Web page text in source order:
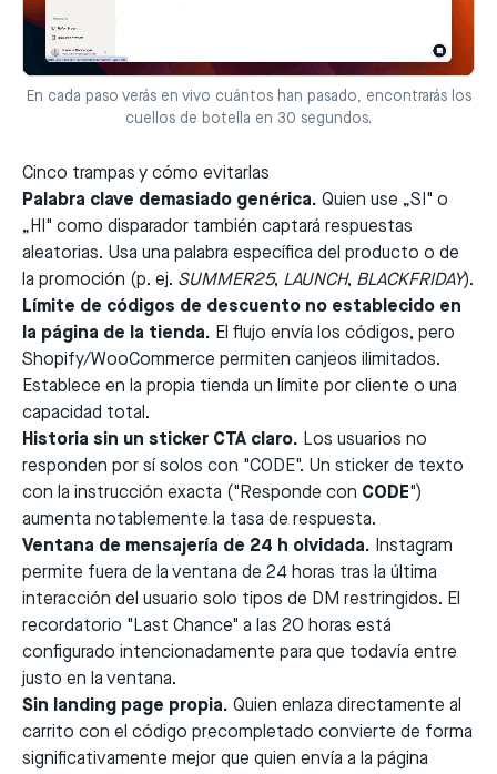
En cada paso verás en vivo cuántos han pasado, encontrarás los
cuellos de botella en 30 segundos.
Cinco trampas y cómo evitarlas
Palabra clave demasiado genérica. Quien use „SI" o
„HI" como disparador también captará respuestas
aleatorias. Usa una palabra específica del producto o de
la promoción (p. ej. SUMMER25, LAUNCH, BLACKFRIDAY).
Límite de códigos de descuento no establecido en
la página de la tienda. El flujo envía los códigos, pero
Shopify/WooCommerce permiten canjeos ilimitados.
Establece en la propia tienda un límite por cliente o una
capacidad total.
Historia sin un sticker CTA claro. Los usuarios no
responden por sí solos con "CODE". Un sticker de texto
con la instrucción exacta ("Responde con CODE")
aumenta notablemente la tasa de respuesta.
Ventana de mensajería de 24 h olvidada. Instagram
permite fuera de la ventana de 24 horas tras la última
interacción del usuario solo tipos de DM restringidos. El
recordatorio "Last Chance" a las 20 horas está
configurado intencionadamente para que todavía entre
justo en la ventana.
Sin landing page propia. Quien enlaza directamente al
carrito con el código precompletado convierte de forma
significativamente mejor que quien envía a la página